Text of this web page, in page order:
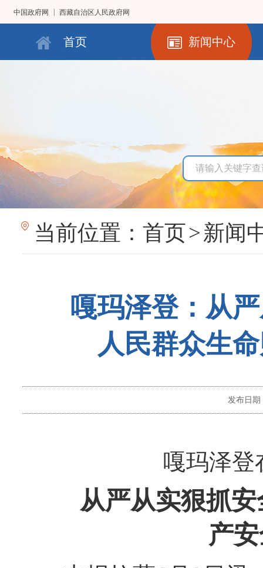
中国政府网 西藏自治区人民政府网
首页 新闻中心
当前位置： 首页>新闻
嘎玛泽登：从
人民群众生
发布日期
嘎玛泽登
从严从实狠抓
产